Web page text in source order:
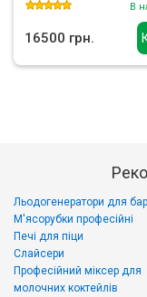
В
16500 грн.
Льодогенератори для
М'ясорубки професійні
Печі для піци
Слайсери
Професійний міксер для
молочних коктейлів